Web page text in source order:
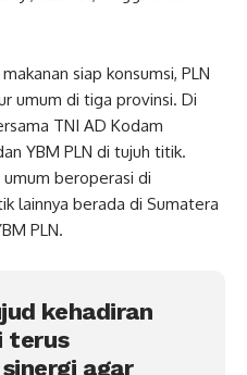
siap konsumsi, PLN
umum di tiga provinsi. Di
TNI AD Kodam
YBM PLN di tujuh titik.
beroperasi di
lainnya berada di Sumatera
PLN.
kehadiran
terus
agar